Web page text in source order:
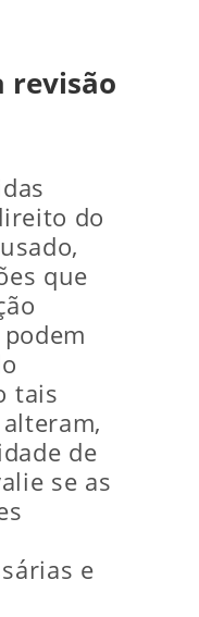
revisão
do
que
tais
de
se as
e